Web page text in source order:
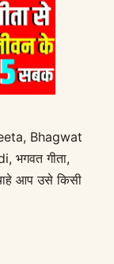
Bhagwat
भगवत गीता,
आप उसे किसी